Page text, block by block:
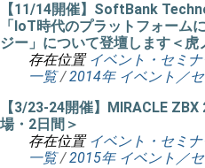
【11/14開催】SoftBank
「IoT時代のプラットフォーム
ジー」について登壇します＜虎
存在位置 イベント・セミ
一覧 /2014年 イベント／
【3/23-24開催】MIRACLE
場・2日間＞
存在位置 イベント・セミ
一覧 /2015年 イベント／